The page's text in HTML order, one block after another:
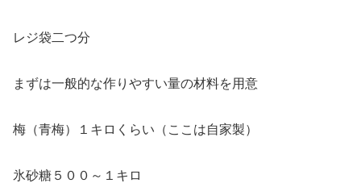
レジ袋二つ分
まずは一般的な作りやすい量の材料を用意
梅（青梅）１キロくらい（ここは自家製）
氷砂糖５００～１キロ